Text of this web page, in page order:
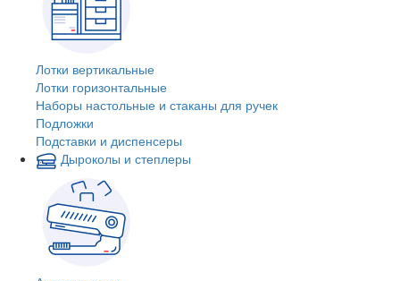
Лотки вертикальные
Лотки горизонтальные
Наборы настольные и стаканы для ручек
Подложки
Подставки и диспенсеры
Дыроколы и степлеры